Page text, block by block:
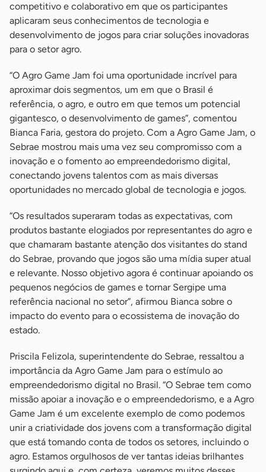
competitivo e colaborativo em que os participantes
aplicaram seus conhecimentos de tecnologia e
desenvolvimento de jogos para criar soluções inovadoras
para o setor agro.
“O Agro Game Jam foi uma oportunidade incrível para
aproximar dois segmentos, um em que o Brasil é
referência, o agro, e outro em que temos um potencial
gigantesco, o desenvolvimento de games”, comentou
Bianca Faria, gestora do projeto. Com a Agro Game Jam, o
Sebrae mostrou mais uma vez seu compromisso com a
inovação e o fomento ao empreendedorismo digital,
conectando jovens talentos com as mais diversas
oportunidades no mercado global de tecnologia e jogos.
“Os resultados superaram todas as expectativas, com
produtos bastante elogiados por representantes do agro e
que chamaram bastante atenção dos visitantes do stand
do Sebrae, provando que jogos são uma mídia super atual
e relevante. Nosso objetivo agora é continuar apoiando os
pequenos negócios de games e tornar Sergipe uma
referência nacional no setor”, afirmou Bianca sobre o
impacto do evento para o ecossistema de inovação do
estado.
Priscila Felizola, superintendente do Sebrae, ressaltou a
importância da Agro Game Jam para o estímulo ao
empreendedorismo digital no Brasil. “O Sebrae tem como
missão apoiar a inovação e o empreendedorismo, e a Agro
Game Jam é um excelente exemplo de como podemos
unir a criatividade dos jovens com a transformação digital
que está tomando conta de todos os setores, incluindo o
agro. Estamos orgulhosos de ver tantas ideias brilhantes